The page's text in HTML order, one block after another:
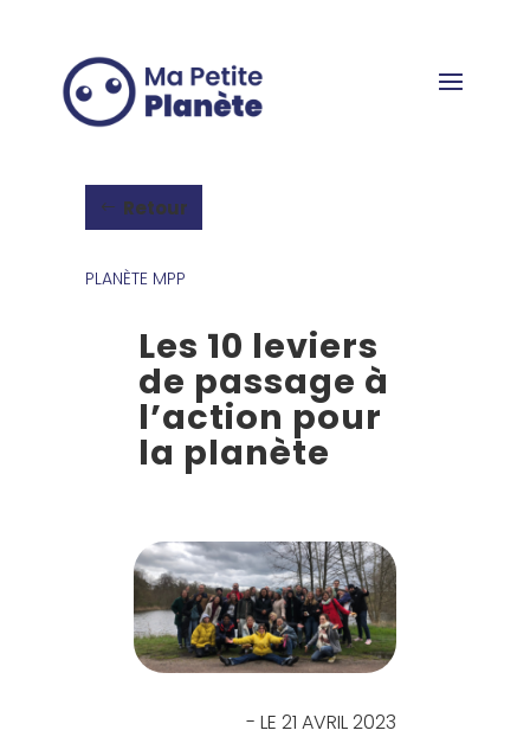
Retour
PLANÈTE MPP
Les 10 leviers
de passage à
l’action pour
la planète
- LE 21 AVRIL 2023